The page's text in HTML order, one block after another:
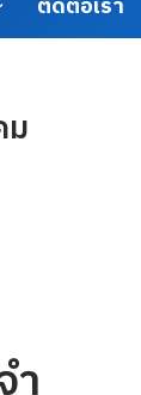
ติดต่อเรา
ม